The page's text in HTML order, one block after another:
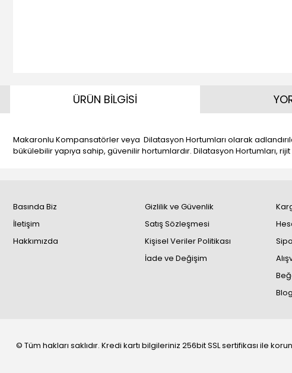
ÜRÜN BİLGİSİ
Makaronlu Kompansatörler veya Dilatasyon Hortumları olarak
bükülebilir yapıya sahip, güvenilir hortumlardır. Dilatasyon Hortumları,
Basında Biz
İletişim
Hakkımızda
Gizlilik ve Güvenlik
Satış Sözleşmesi
Kişisel Veriler Politikası
İade ve Değişim
Blog
© Tüm hakları saklıdır. Kredi kartı bilgileriniz 256bit SSL sertifikası ile